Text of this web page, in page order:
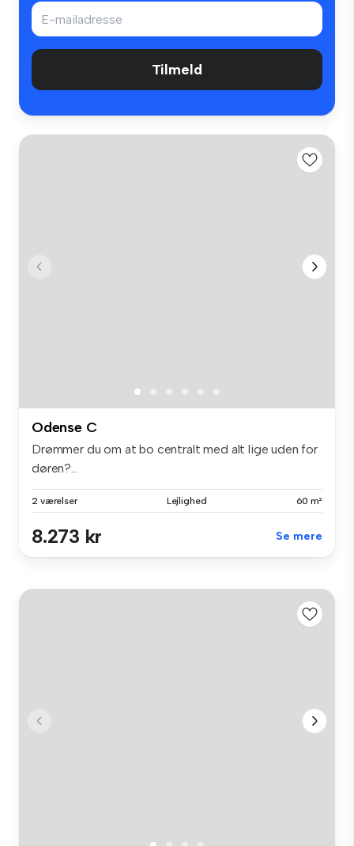
Tilmeld
Odense C
Drømmer du om at bo centralt med alt lige uden for
døren?...
2 værelser Lejlighed 60 m²
8.273 kr Se mere